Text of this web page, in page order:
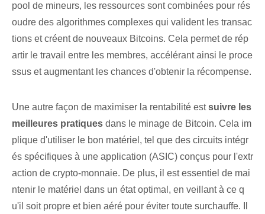
pool de mineurs, les ressources sont combinées pour rés
oudre des algorithmes complexes qui valident les transac
tions et créent de nouveaux Bitcoins. Cela permet de rép
artir le travail entre les membres, accélérant ainsi le proce
ssus et augmentant les chances d'obtenir la récompense.
Une autre façon de maximiser la rentabilité estsuivre les
meilleures pratiques dans⁢ le minage de Bitcoin. Cela im
plique d'utiliser le bon matériel, tel que des circuits intégr
és spécifiques à une application (ASIC)⁣ conçus pour l'extr
action de crypto-monnaie. ⁤De plus, il est essentiel de mai
ntenir le matériel dans un état optimal, en veillant à ce q
u'il soit propre et bien aéré pour éviter toute surchauffe. Il